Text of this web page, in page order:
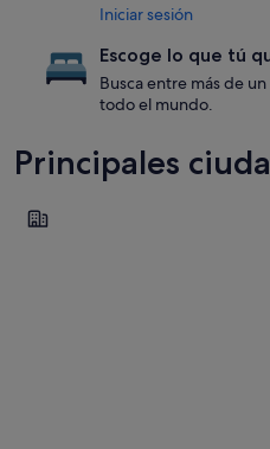
Iniciar sesión
Escoge lo que tú
Busca entre más de
todo el mundo.
Principales
Soorts-Hossegor